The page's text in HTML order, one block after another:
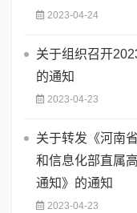
2023-04-24
关于组织召开
的通知
2023-04-23
关于转发《河南
和信息化部直属
通知》的通知
2023-04-23